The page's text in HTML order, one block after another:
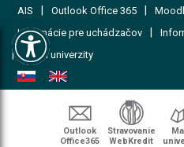
Open toolbar
AIS Outlook Office 365
Informácie pre uchádzačov
| Mapa univerzity
Outlook
Office365
Stravovanie
WebKredit